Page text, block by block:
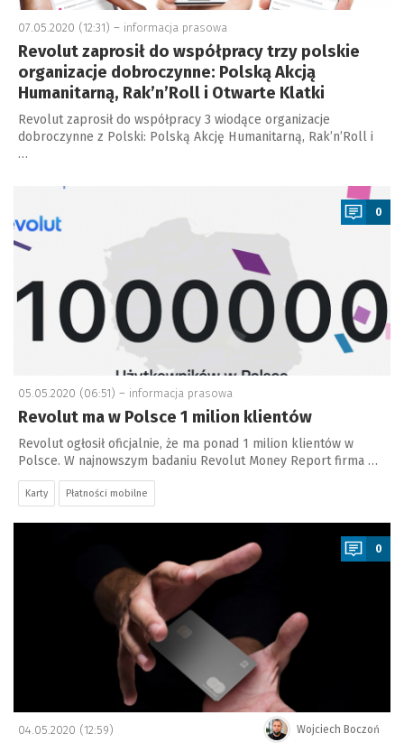
07.05.2020 (12:31) – informacja prasowa
Revolut zaprosił do współpracy trzy polskie
organizacje dobroczynne: Polską Akcją
Humanitarną, Rak’n’Roll i Otwarte Klatki
Revolut zaprosił do współpracy 3 wiodące organizacje
dobroczynne z Polski: Polską Akcję Humanitarną, Rak’n’Roll i
…
0
05.05.2020 (06:51) – informacja prasowa
Revolut ma w Polsce 1 milion klientów
Revolut ogłosił oficjalnie, że ma ponad 1 milion klientów w
Polsce. W najnowszym badaniu Revolut Money Report firma …
Karty Płatności mobilne
a
0
Wojciech Boczoń
04.05.2020 (12:59)